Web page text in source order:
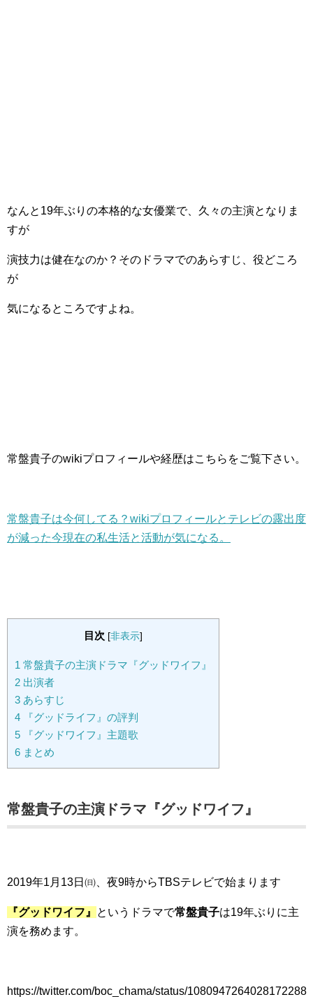
なんと19年ぶりの本格的な女優業で、久々の主演となりま
すが
演技力は健在なのか？そのドラマでのあらすじ、役どころ
が
気になるところですよね。
常盤貴子のwikiプロフィールや経歴はこちらをご覧下さい。
常盤貴子は今何してる？wikiプロフィールとテレビの露出度
が減った今現在の私生活と活動が気になる。
目次 [非表示]
1 常盤貴子の主演ドラマ『グッドワイフ』
2 出演者
3 あらすじ
4 『グッドライフ』の評判
5 『グッドワイフ』主題歌
6 まとめ
常盤貴子の主演ドラマ『グッドワイフ』
2019年1月13日㈰、夜9時からTBSテレビで始まります
『グッドワイフ』 というドラマで常盤貴子は19年ぶりに主
演を務めます。
https://twitter.com/boc_chama/status/1080947264028172288